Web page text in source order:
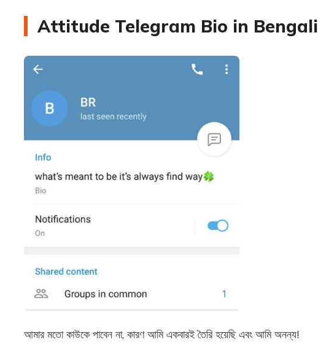
Attitude Telegram Bio in Bengali
আমার মতো কাউকে পাবেন না, কারণ আমি একবারই তৈরি হয়েছি এবং আমি অনন্য!